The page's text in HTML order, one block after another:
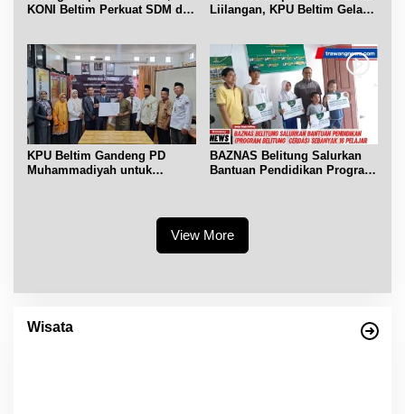
KONI Beltim Perkuat SDM di
Liilangan, KPU Beltim Gelar
KPU Beltim Gandeng PD
Muhammadiyah untuk
BAZNAS Belitung Salurkan
Bantuan Pendidikan Program
View More
Wisata